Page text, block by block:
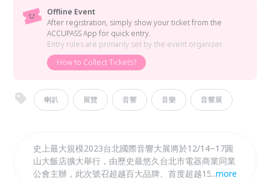
Offline Event
After registration, simply show your ticket from the
ACCUPASS App for quick entry.
Entry rules are primarily set by the event organizer.
How to Collect Tickets?
喇叭 展覽 音響 音樂 音響展
史上最大規模2023台北國際音響大展將於12/14~17圓
山大飯店擴大舉行，由歷史最悠久台北市電器商業同業
公會主辦，此次號召超越百大品牌、首度超越150間獨
...more